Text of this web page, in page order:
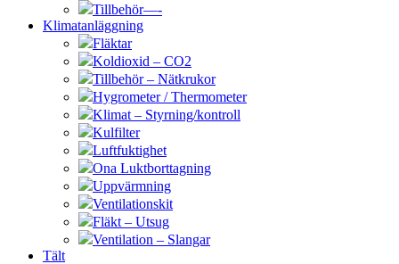
Tillbehör—-
Klimatanläggning
Fläktar
Koldioxid – CO2
Tillbehör – Nätkrukor
Hygrometer / Thermometer
Klimat – Styrning/kontroll
Kulfilter
Luftfuktighet
Ona Luktborttagning
Uppvärmning
Ventilationskit
Fläkt – Utsug
Ventilation – Slangar
Tält